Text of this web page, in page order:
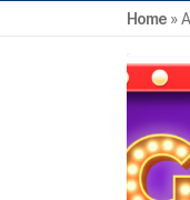
Home »